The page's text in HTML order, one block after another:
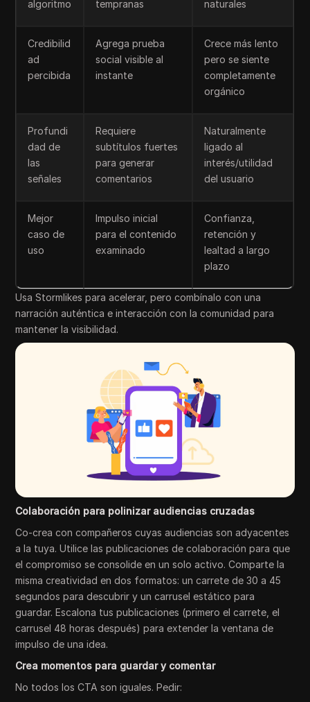
algoritmo tempranas naturales
Credibilid
ad
percibida
Agrega prueba
social visible al
instante
Crece más lento
pero se siente
completamente
orgánico
Profundi
dad de
las
señales
Requiere
subtítulos fuertes
para generar
comentarios
Naturalmente
ligado al
interés/utilidad
del usuario
Mejor
caso de
uso
Impulso inicial
para el contenido
examinado
Confianza,
retención y
lealtad a largo
plazo
Usa Stormlikes para acelerar, pero combínalo con una
narración auténtica e interacción con la comunidad para
mantener la visibilidad.
Colaboración para polinizar audiencias cruzadas
Co-crea con compañeros cuyas audiencias son adyacentes
a la tuya. Utilice las publicaciones de colaboración para que
el compromiso se consolide en un solo activo. Comparte la
misma creatividad en dos formatos: un carrete de 30 a 45
segundos para descubrir y un carrusel estático para
guardar. Escalona tus publicaciones (primero el carrete, el
carrusel 48 horas después) para extender la ventana de
impulso de una idea.
Crea momentos para guardar y comentar
No todos los CTA son iguales. Pedir: